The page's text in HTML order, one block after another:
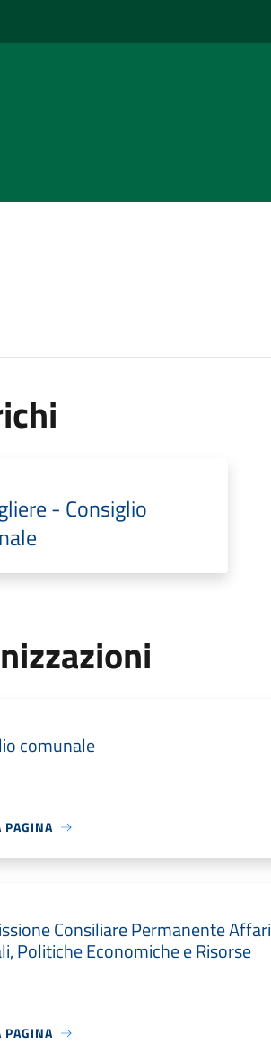
- Consiglio
comunale
PAGINA
Consiliare Permanente Affari
Politiche Economiche e Risorse
PAGINA